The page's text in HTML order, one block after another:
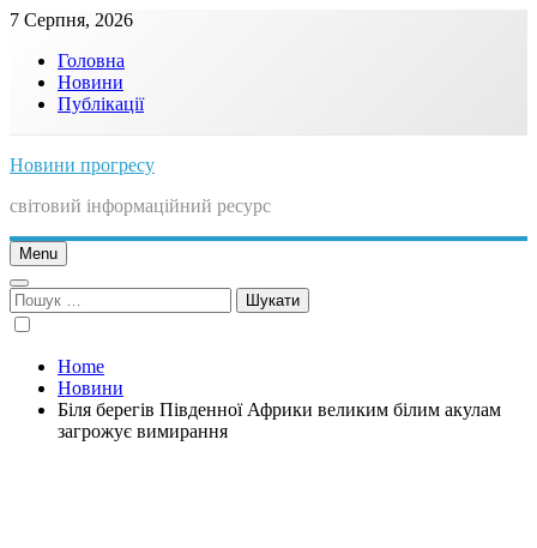
Skip
content
7 Серпня, 2026
Головна
Новини
Публікації
Новини прогресу
світовий інформаційний ресурс
Menu
Пошук:
Home
Новини
Біля берегів Південної Африки великим білим акулам
загрожує вимирання